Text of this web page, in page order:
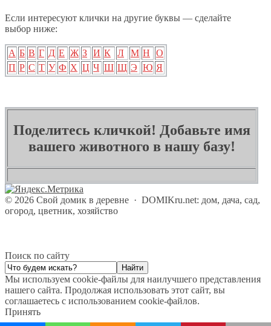
Если интересуют клички на другие буквы — сделайте
выбор ниже:
А Б В Г Д Е Ж З И К Л М Н
О
П Р С Т У Ф Х Ц Ч Ш Щ Э Ю Я
Поделитесь кличкой! Добавьте имя
вашего животного в нашу базу!
© 2026 Свой домик в деревне · DOMIKru.net: дом, дача, сад,
огород, цветник, хозяйство
Поиск по сайту
Мы используем cookie-файлы для наилучшего представления
нашего сайта. Продолжая использовать этот сайт, вы
соглашаетесь с использованием cookie-файлов.
Принять